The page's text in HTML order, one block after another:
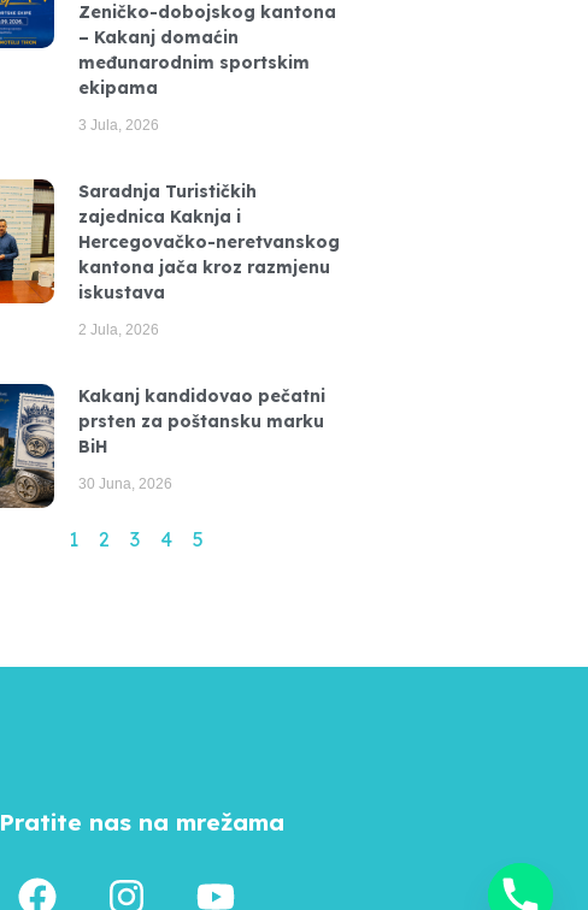
Zeničko-dobojskog kantona
– Kakanj domaćin
međunarodnim sportskim
ekipama
3 Jula, 2026
Saradnja Turističkih
zajednica Kaknja i
Hercegovačko-neretvanskog
kantona jača kroz razmjenu
iskustava
2 Jula, 2026
Kakanj kandidovao pečatni
prsten za poštansku marku
BiH
30 Juna, 2026
1 2 3 4 5
Pratite nas na mrežama